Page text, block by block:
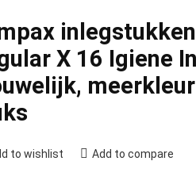
X 16 Igiene
to wishlist Add to compare